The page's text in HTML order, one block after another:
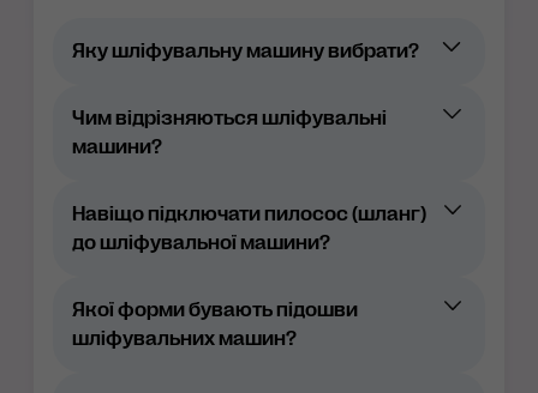
Яку шліфувальну машину вибрати?
Чим відрізняються шліфувальні
машини?
типом приводу (із зубчастим
ходом ексцентрика (3, 6, 9 мм);
способом підключення (електричні та
способом видалення пилу (примусове
та автономне). При цьому
Навіщо підключати пилосос (шланг)
до шліфувальної машини?
Якої форми бувають підошви
шліфувальних машин?